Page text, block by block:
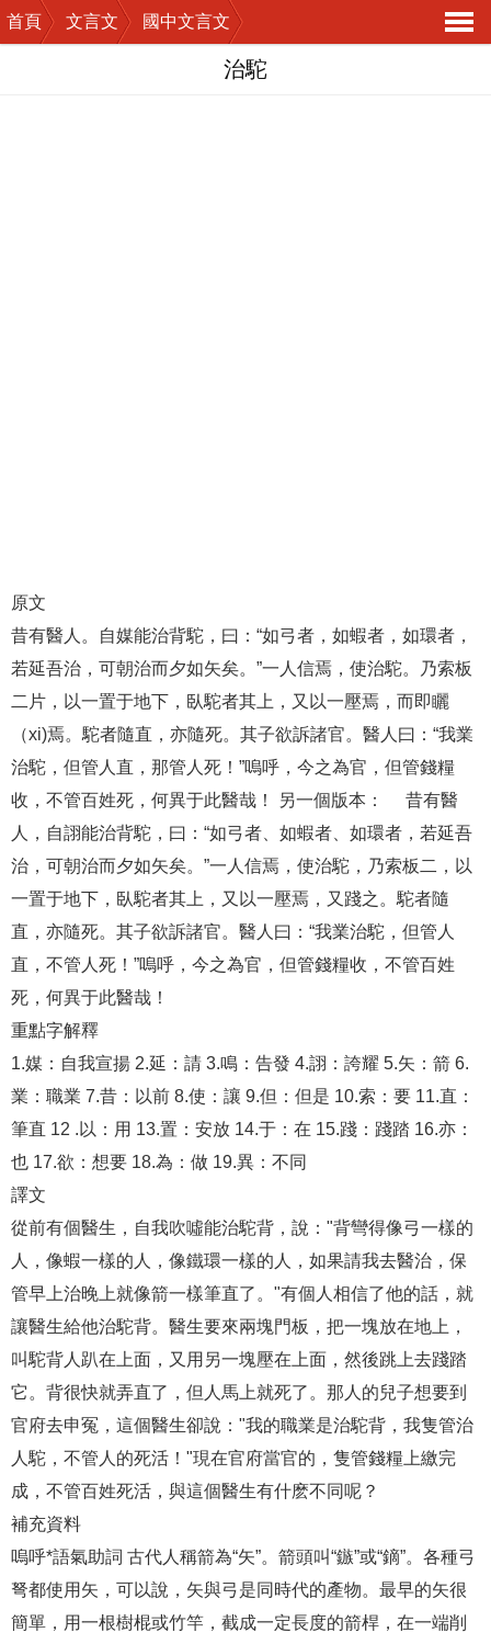
首頁 文言文
國中文言文
導
治駝
原文
昔有醫人。自媒能治背駝，曰：“如弓者，如蝦者，如環者，
若延吾治，可朝治而夕如矢矣。”一人信焉，使治駝。乃索板
二片，以一置于地下，臥駝者其上，又以一壓焉，而即矖
（xi)焉。駝者隨直，亦隨死。其子欲訴諸官。醫人曰：“我業
治駝，但管人直，那管人死！”嗚呼，今之為官，但管錢糧
收，不管百姓死，何異于此醫哉！
另一個版本： 昔有醫
人，自詡能治背駝，曰：“如弓者、如蝦者、如環者，若延吾
治，可朝治而夕如矢矣。”一人信焉，使治駝，乃索板二，以
一置于地下，臥駝者其上，又以一壓焉，又踐之。駝者隨
直，亦隨死。其子欲訴諸官。醫人曰：“我業治駝，但管人
直，不管人死！”嗚呼，今之為官，但管錢糧收，不管百姓
死，何異于此醫哉！
重點字解釋
1.媒：自我宣揚 2.延：請 3.鳴：告發 4.詡：誇耀 5.矢：箭 6.
業：職業 7.昔：以前 8.使：讓 9.但：但是 10.索：要 11.直：
筆直 12 .以：用 13.置：安放 14.于：在 15.踐：踐踏 16.亦：
也 17.欲：想要 18.為：做 19.異：不同
譯文
從前有個醫生，自我吹噓能治駝背，說："背彎得像弓一樣的
人，像蝦一樣的人，像鐵環一樣的人，如果請我去醫治，保
管早上治晚上就像箭一樣筆直了。"有個人相信了他的話，就
讓醫生給他治駝背。醫生要來兩塊門板，把一塊放在地上，
叫駝背人趴在上面，又用另一塊壓在上面，然後跳上去踐踏
它。背很快就弄直了，但人馬上就死了。那人的兒子想要到
官府去申冤，這個醫生卻說："我的職業是治駝背，我隻管治
人駝，不管人的死活！"現在官府當官的，隻管錢糧上繳完
成，不管百姓死活，與這個醫生有什麽不同呢？
補充資料
嗚呼*語氣助詞 古代人稱箭為“矢”。箭頭叫“鏃”或“鏑”。各種弓
弩都使用矢，可以說，矢與弓是同時代的產物。最早的矢很
簡單，用一根樹棍或竹竿，截成一定長度的箭桿，在一端削